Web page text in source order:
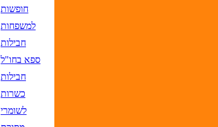
חופשות
למשפחות
חבילות
ספא בחו"ל
חבילות
כשרות
לשומרי